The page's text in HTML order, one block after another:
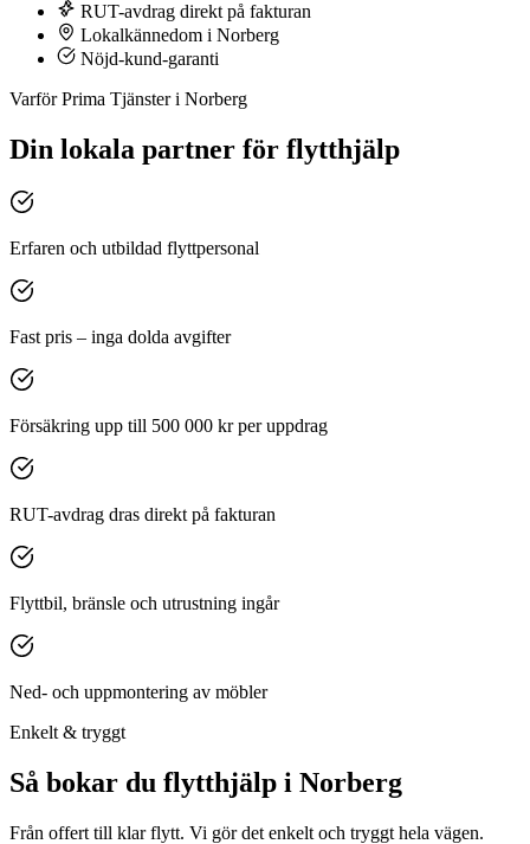
RUT-avdrag direkt på fakturan
Lokalkännedom i Norberg
Nöjd-kund-garanti
Varför Prima Tjänster i Norberg
Din lokala partner för flytthjälp
Erfaren och utbildad flyttpersonal
Fast pris – inga dolda avgifter
Försäkring upp till 500 000 kr per uppdrag
RUT-avdrag dras direkt på fakturan
Flyttbil, bränsle och utrustning ingår
Ned- och uppmontering av möbler
Enkelt & tryggt
Så bokar du flytthjälp i Norberg
Från offert till klar flytt. Vi gör det enkelt och tryggt hela vägen.